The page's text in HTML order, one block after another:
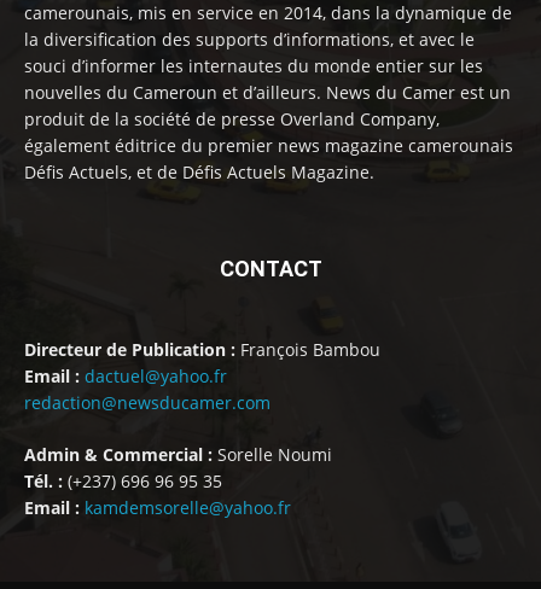
camerounais, mis en service en 2014, dans la dynamique de
la diversification des supports d’informations, et avec le
souci d’informer les internautes du monde entier sur les
nouvelles du Cameroun et d’ailleurs. News du Camer est un
produit de la société de presse Overland Company,
également éditrice du premier news magazine camerounais
Défis Actuels, et de Défis Actuels Magazine.
CONTACT
Directeur de Publication : François Bambou
Email : dactuel@yahoo.fr
redaction@newsducamer.com
Admin & Commercial : Sorelle Noumi
Tél. : (+237) 696 96 95 35
Email : kamdemsorelle@yahoo.fr